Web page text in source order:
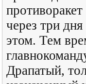
через три дня
этом. Тем
Драпатый,